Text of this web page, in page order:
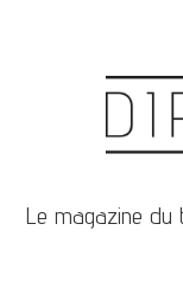
Le magazine du